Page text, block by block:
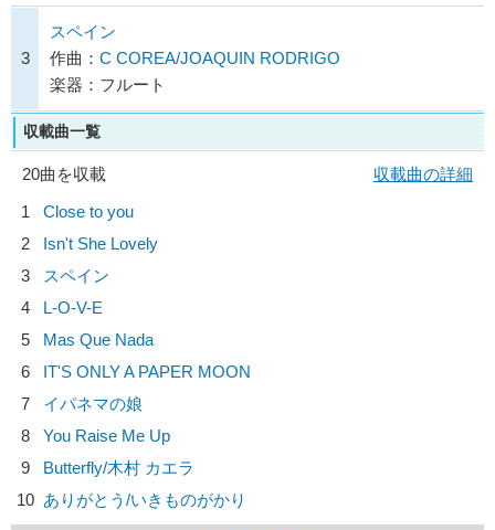
3
スペイン
作曲： C COREA/JOAQUIN RODRIGO
楽器：フルート
収載曲一覧
20曲を収載
収載曲の詳細
1
Close to you
2
Isn't She Lovely
3
スペイン
4
L-O-V-E
5
Mas Que Nada
6
IT'S ONLY A PAPER MOON
7
イパネマの娘
8
You Raise Me Up
9
Butterfly/木村 カエラ
10 ありがとう/いきものがかり